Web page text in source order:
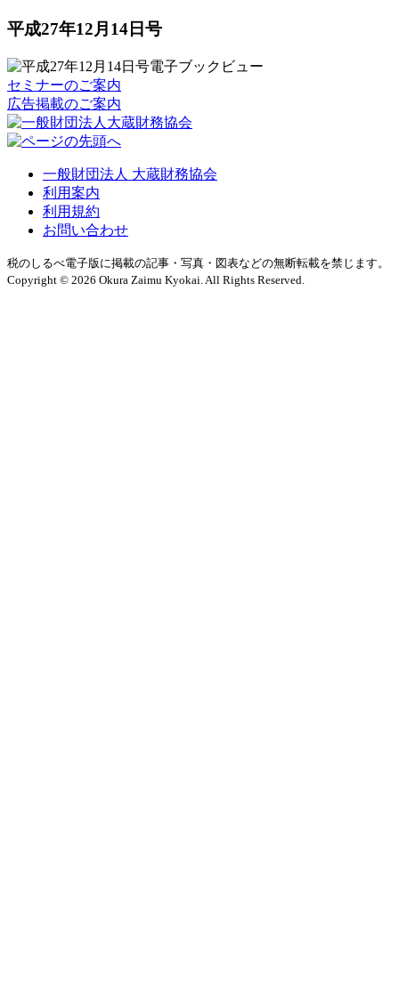
平成27年12月14日号
セミナーのご案内
広告掲載のご案内
一般財団法人 大蔵財務協会
利用案内
利用規約
お問い合わせ
税のしるべ電子版に掲載の記事・写真・図表などの無断転載を禁じます。
Copyright © 2026 Okura Zaimu Kyokai. All Rights Reserved.